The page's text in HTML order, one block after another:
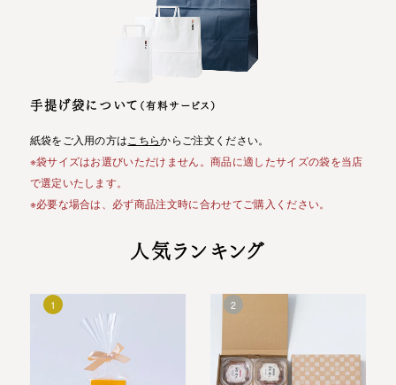
手提げ袋について （有料サービス）
紙袋をご入用の方は こちらからご注文ください。
※袋サイズはお選びいただけません。商品に適したサイズの袋を当店
で選定いたします。
※必要な場合は、必ず商品注文時に合わせてご購入ください。
人気ランキング